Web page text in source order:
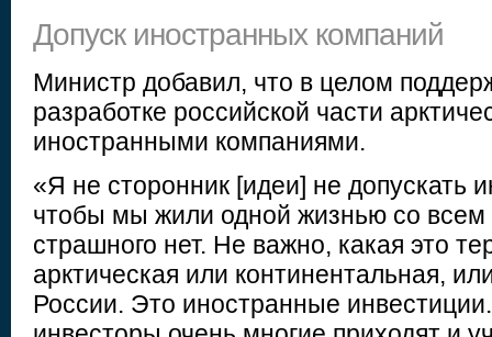
Допуск иностранных компаний
Министр добавил, что в целом
разработке российской части
иностранными компаниями.
«Я не сторонник [идеи] не допускать
чтобы мы жили одной жизнью со всем
страшного нет. Не важно, какая это
арктическая или континентальная,
России. Это иностранные